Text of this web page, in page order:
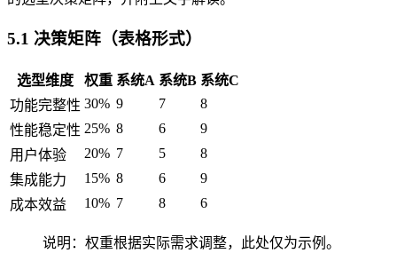
5.1 决策矩阵（表格形式）
选型维度 权重 系统A 系统B 系统C
功能完整性 30% 9 7
8
性能稳定性 25% 8 6
9
用户体验
20% 7 5
8
集成能力
15% 8 6
9
成本效益
10% 7 8 6
说明：权重根据实际需求调整，此处仅为示例。